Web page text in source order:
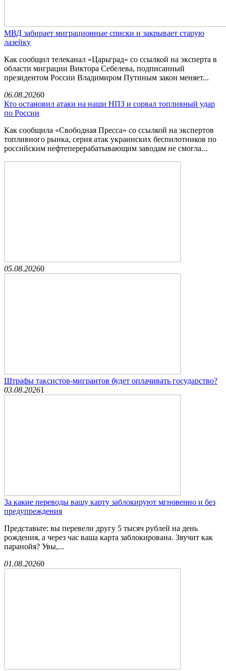
МВД забирает миграционные списки и закрывает старую
лазейку
Как сообщил телеканал «Царьград» со ссылкой на эксперта в
области миграции Виктора Себелева, подписанный
президентом России Владимиром Путиным закон меняет...
06.08.20260
Кто остановил атаки на наши НПЗ и сорвал топливный удар
по России
Как сообщила «Свободная Пресса» со ссылкой на экспертов
топливного рынка, серия атак украинских беспилотников по
российским нефтеперерабатывающим заводам не смогла...
05.08.20260
Штрафы таксистов-мигрантов будет оплачивать государство?
03.08.20261
За какие переводы вашу карту заблокируют мгновенно и без
предупреждения
Представьте: вы перевели другу 5 тысяч рублей на день
рождения, а через час ваша карта заблокирована. Звучит как
паранойя? Увы,...
01.08.20260